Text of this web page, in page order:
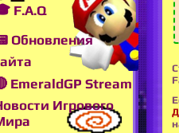
F.A.Q
Обновления
EmeraldGP Stream
Игрового